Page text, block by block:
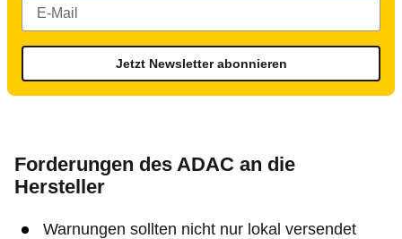
Jetzt Newsletter abonnieren
Forderungen des ADAC an die
Hersteller
Warnungen sollten nicht nur lokal versendet